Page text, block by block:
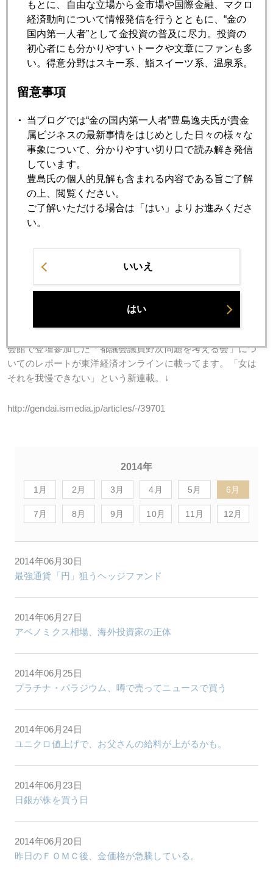
たアユを、職人芸で焼き上げたのが、絶品。アユ焼いている
ときだけは、いっさい喋らず、黙々と集中してます。万願寺
トウガラシも今が旬で、うまい！
そして、いよいよ夏を感じるのが、ハモ。
まな板の上でシャキシャキとハモの骨切りする音を聴くと、
このブログ読者の来店も増えていると、おかみさんが言って
ました。
典型的な水商売ゆえ、お客さんを断るほど賑わう日もあれ
ば、閑散の日もあり、仕入れ、仕込みが難しそうだね。
相場も同様だけど(笑)。その日になってみないと分からん。
それから今朝の日経朝刊に全面使った「グラフで見る金市
場」みたいな特集が載ってます。とても分かりやすいです
会館で登壇参加した「都議会議員野次問題を考える会」につ
いてのレポートが東洋経済オンラインに載ってます。「女は
それを我慢できない」という新連載。↓
http://gendai.ismedia.jp/articles/-/39701
2014年
1月 2月 3月 4月 5月 6月
7月 8月 9月 10月 11月 12月
2014年06月30日
最強通貨「円」狙うヘッジファンド
2014年06月27日
アベノミクス相場、海外投資家の正体
2014年06月25日
プラチナ・パラジウム、噂で売ってニュースで買う
2014年06月24日
ユニクロ値上げで、お父さんの給料が上がるかも。
2014年06月23日
日銀が株を買う日
2014年06月20日
昨日のＦＯＭＣ後、金価格が急騰している。
もとに、自由な立場から金市場や国際金融、マクロ
経済動向について情報発信を行うとともに、“金の
国内第一人者”として金投資の普及に尽力。投資の
初心者にも分かりやすいトークや文章にファンも多
い。得意分野はスキー系、鮨スイーツ系、温泉系。
留意事項
当ブログでは“金の国内第一人者”豊島逸夫氏が貴金
属ビジネスの最新事情をはじめとした日々の様々な
事象について、分かりやすい切り口で読み解き発信
しています。
豊島氏の個人的見解も含まれる内容である旨ご了解
の上、閲覧ください。
ご了解いただける場合は「はい」よりお進みくださ
い。
いいえ
はい